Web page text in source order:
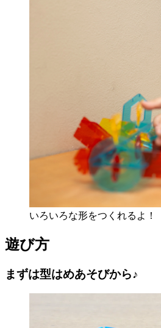
いろいろな形をつくれるよ！
遊び方
まずは型はめあそびから♪